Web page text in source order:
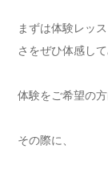
まずは体験レッ
さをぜひ体感し
体験をご希望の
その際に、